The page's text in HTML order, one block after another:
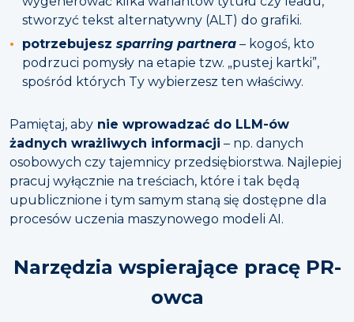
stworzyć tekst alternatywny (ALT) do grafiki.
potrzebujesz sparring partnera – kogoś, kto
podrzuci pomysły na etapie tzw. „pustej kartki”,
spośród których Ty wybierzesz ten właściwy.
Pamiętaj, aby nie wprowadzać do LLM-ów
żadnych wrażliwych informacji – np. danych
osobowych czy tajemnicy przedsiębiorstwa. Najlepiej
pracuj wyłącznie na treściach, które i tak będą
upublicznione i tym samym staną się dostępne dla
procesów uczenia maszynowego modeli AI.
Narzędzia wspierające pracę PR-
owca